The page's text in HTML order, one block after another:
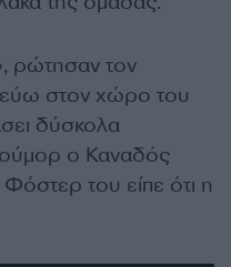
ρώτησαν τον
στον χώρο του
δύσκολα
ο Καναδός
του είπε ότι η